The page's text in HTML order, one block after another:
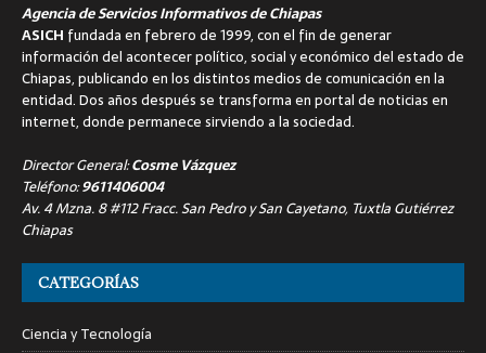
Agencia de Servicios Informativos de Chiapas
ASICH fundada en febrero de 1999, con el fin de generar
información del acontecer político, social y económico del estado de
Chiapas, publicando en los distintos medios de comunicación en la
entidad. Dos años después se transforma en portal de noticias en
internet, donde permanece sirviendo a la sociedad.
Director General:Cosme Vázquez
Teléfono:9611406004
Av. 4 Mzna. 8 #112 Fracc. San Pedro y San Cayetano, Tuxtla Gutiérrez
Chiapas
CATEGORÍAS
Ciencia y Tecnología